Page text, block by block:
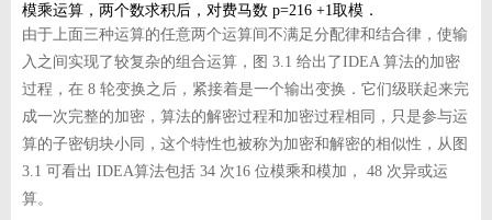
模乘运算，两个数求积后，对费马数 p=216 +1取模．
由于上面三种运算的任意两个运算间不满足分配律和结合律，使输
入之间实现了较复杂的组合运算，图 3.1 给出了IDEA 算法的加密
过程，在 8 轮变换之后，紧接着是一个输出变换．它们级联起来完
成一次完整的加密，算法的解密过程和加密过程相同，只是参与运
算的子密钥块小同，这个特性也被称为加密和解密的相似性，从图
3.1 可看出 IDEA算法包括 34 次16 位模乘和模加， 48 次异或运
算。